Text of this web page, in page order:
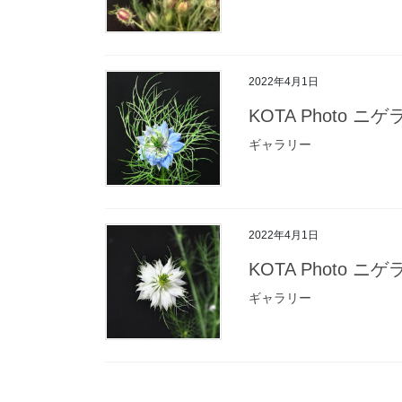
2022年4月1日
KOTA Photo ニゲ
ギャラリー
2022年4月1日
KOTA Photo ニゲ
ギャラリー